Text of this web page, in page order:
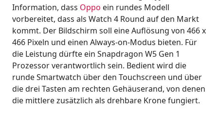
Information, dass Oppo ein rundes Modell
vorbereitet, dass als Watch 4 Round auf den Markt
kommt. Der Bildschirm soll eine Auflösung von 466 x
466 Pixeln und einen Always-on-Modus bieten. Für
die Leistung dürfte ein Snapdragon W5 Gen 1
Prozessor verantwortlich sein. Bedient wird die
runde Smartwatch über den Touchscreen und über
die drei Tasten am rechten Gehäuserand, von denen
die mittlere zusätzlich als drehbare Krone fungiert.